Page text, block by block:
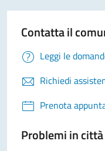
Contatta il
Leggi le
Richiedi
Prenota
Problemi in città